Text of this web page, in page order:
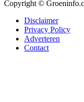
Copyright ©
Disclaimer
Privacy Policy
Adverteren
Contact